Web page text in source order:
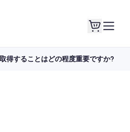
得することはどの程度重要ですか?